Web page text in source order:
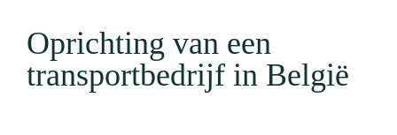
Oprichting van een
transportbedrijf in België